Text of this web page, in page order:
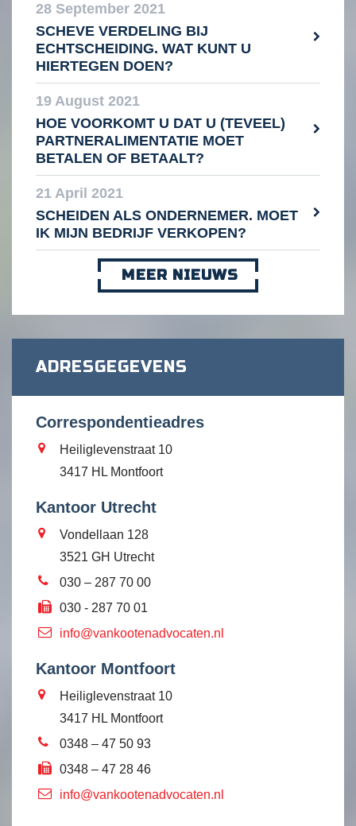
28 September 2021
SCHEVE VERDELING BIJ
ECHTSCHEIDING. WAT KUNT U
HIERTEGEN DOEN?
19 August 2021
HOE VOORKOMT U DAT U (TEVEEL)
PARTNERALIMENTATIE MOET
BETALEN OF BETAALT?
21 April 2021
SCHEIDEN ALS ONDERNEMER. MOET
IK MIJN BEDRIJF VERKOPEN?
MEER NIEUWS
ADRESGEGEVENS
Correspondentieadres
Heiliglevenstraat 10
3417 HL Montfoort
Kantoor Utrecht
Vondellaan 128
3521 GH Utrecht
030 – 287 70 00
030 - 287 70 01
info@vankootenadvocaten.nl
Kantoor Montfoort
Heiliglevenstraat 10
3417 HL Montfoort
0348 – 47 50 93
0348 – 47 28 46
info@vankootenadvocaten.nl